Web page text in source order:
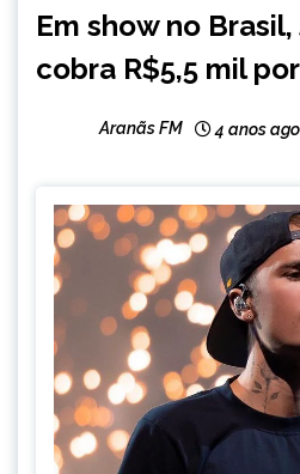
Em show no
cobra R$5,5 mil
Aranãs FM 4 anos ago